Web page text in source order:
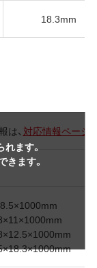
18.3mm
ます。
ます。
、 対応情報ページ